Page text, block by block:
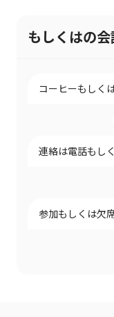
もしくはの
コーヒーもしく
連絡は電話もし
参加もしくは欠